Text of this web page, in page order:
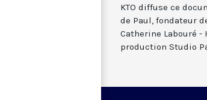
KTO diffuse ce
de Paul, fondateur
Catherine Labouré -
production Studio